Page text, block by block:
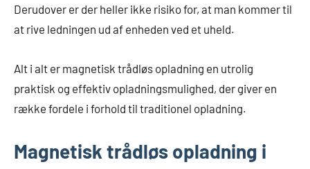
Derudover er der heller ikke risiko for, at man kommer til
at rive ledningen ud af enheden ved et uheld.
Alt i alt er magnetisk trådløs opladning en utrolig
praktisk og effektiv opladningsmulighed, der giver en
række fordele i forhold til traditionel opladning.
Magnetisk trådløs opladning i